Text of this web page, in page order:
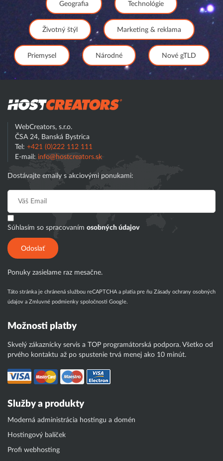
Geografia Technológie
Životný štýl Marketing & reklama
Priemysel Národné Nové gTLD
WebCreators, s.r.o.
ČSA 24, Banská Bystrica
Tel: +421 (0)222 112 111
E-mail: info@hostcreators.sk
Dostávajte emaily s akciovými ponukami:
Súhlasím so spracovaním osobných údajov
Odoslať
Ponuky zasielame raz mesačne.
Táto stránka je chránená službou reCAPTCHA a platia pre ňu Zásady ochrany osobných
údajov a Zmluvné podmienky spoločnosti Google.
Možnosti platby
Skvelý zákaznícky servis a TOP programátorská podpora. Všetko od
prvého kontaktu až po spustenie trvá menej ako 10 minút.
Služby a produkty
Moderná administrácia hostingu a domén
Hostingový balíček
Profi webhosting